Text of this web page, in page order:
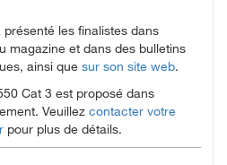
les finalistes dans
magazine et dans des bulletins
ainsi que sur son site web.
Cat 3 est proposé dans
Veuillez contacter votre
pour plus de détails.